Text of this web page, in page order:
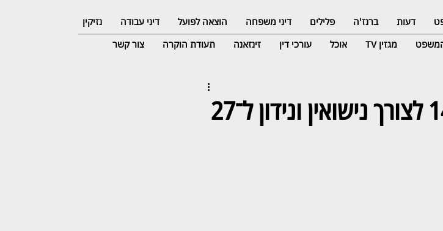
דעות ברנז'ה פלילים דיני משפחה הוצאה לפועל דיני עבודה
נזיקין
מגזין TV אוכל עורכי דין זינזאנה תעודת הוקרה צור קשר
ניסה לרכוש קטינה בת 14 לצורך נישואין ונידון ל־27